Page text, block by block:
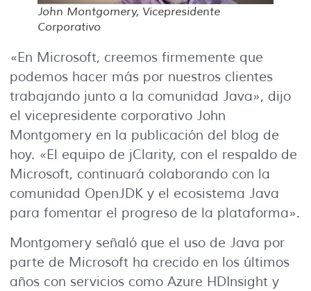
John Montgomery, Vicepresidente
Corporativo
«En Microsoft, creemos firmemente que
podemos hacer más por nuestros clientes
trabajando junto a la comunidad Java», dijo
el vicepresidente corporativo John
Montgomery en la publicación del blog de
hoy. «El equipo de jClarity, con el respaldo de
Microsoft, continuará colaborando con la
comunidad OpenJDK y el ecosistema Java
para fomentar el progreso de la plataforma».
Montgomery señaló que el uso de Java por
parte de Microsoft ha crecido en los últimos
años con servicios como Azure HDInsight y